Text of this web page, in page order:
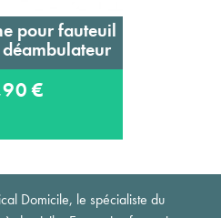
pour fauteuil
€
Domicile, le spécialiste du